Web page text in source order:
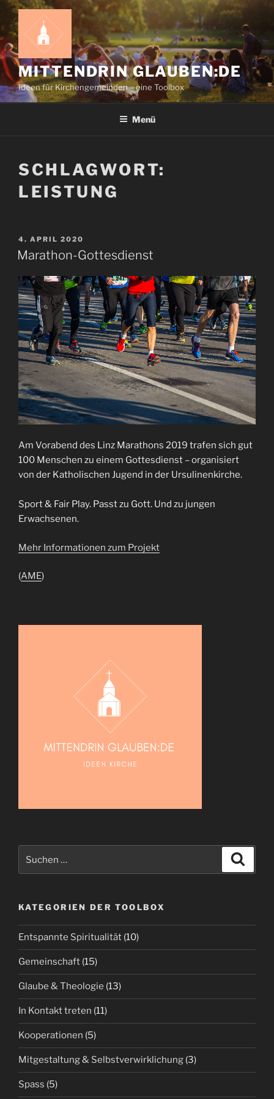
Zum
Inhalt
springen
MITTENDRIN GLAUBEN:DE
Ideen für Kirchengemeinden – eine Toolbox
Menü
SCHLAGWORT:
LEISTUNG
VERÖFFENTLICHT
AM
4. APRIL 2020
Marathon-Gottesdienst
Am Vorabend des Linz Marathons 2019 trafen sich gut
100 Menschen zu einem Gottesdienst – organisiert
von der Katholischen Jugend in der Ursulinenkirche.
Sport & Fair Play. Passt zu Gott. Und zu jungen
Erwachsenen.
Mehr Informationen zum Projekt
(AME)
nach:
KATEGORIEN DER TOOLBOX
Entspannte Spiritualität (10)
Gemeinschaft (15)
Glaube & Theologie (13)
In Kontakt treten (11)
Kooperationen (5)
Mitgestaltung & Selbstverwirklichung (3)
Spass (5)